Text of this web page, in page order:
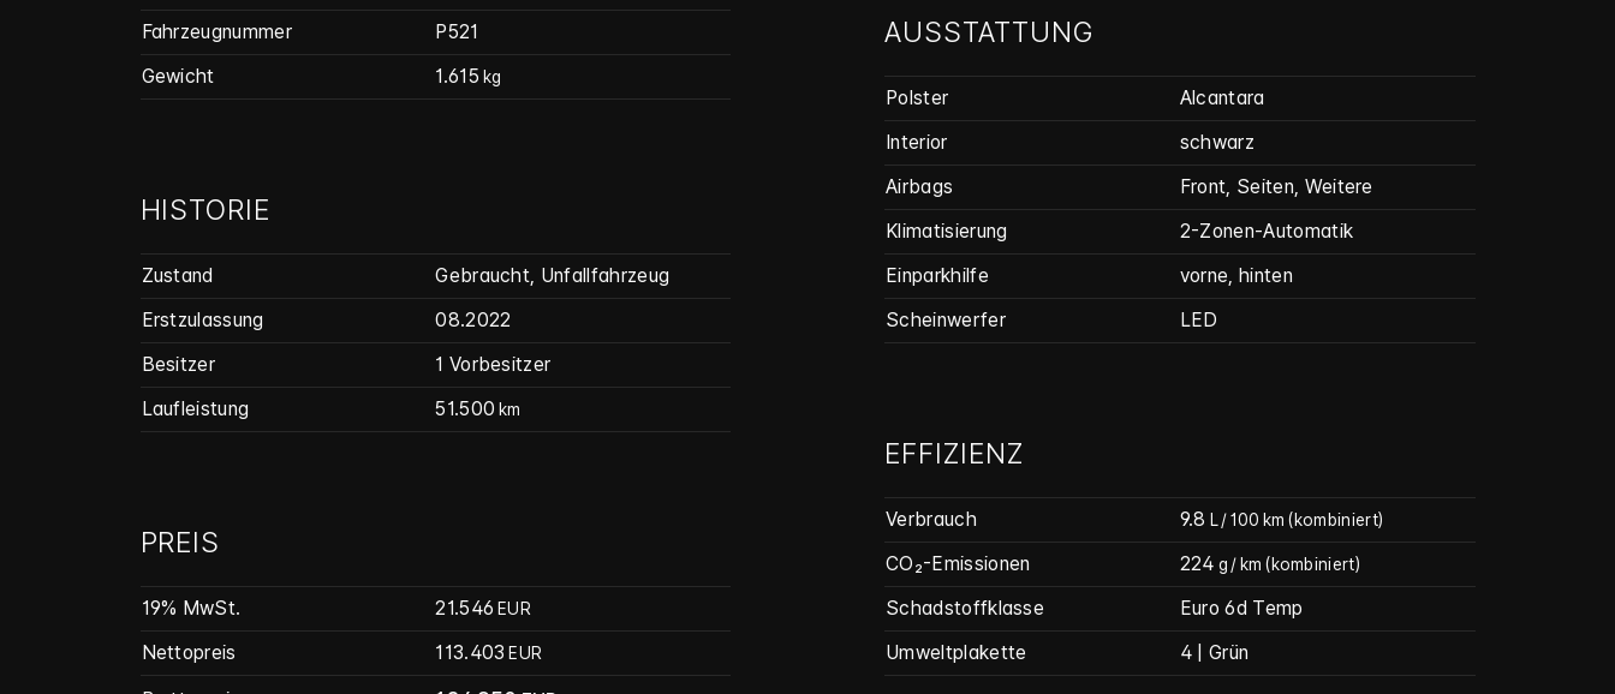
Fahrzeug­nummer
P521
Gewicht
1.615 kg
HISTORIE
Zustand Gebraucht, Unfallfahrzeug
Erstzulassung
08.2022
Besitzer
1 Vorbesitzer
Laufleistung
51.500 km
PREIS
19% MwSt. 21.546 EUR
Nettopreis 113.403 EUR
AUSSTATTUNG
Polster
Alcantara
Interior
schwarz
Airbags
Front, Seiten, Weitere
Klimatisierung
2-Zonen-Automatik
Einparkhilfe
vorne, hinten
Scheinwerfer
LED
EFFIZIENZ
Verbrauch 9.8 L / 100 km (kombiniert)
CO₂-Emissionen 224 g / km (kombiniert)
Schadstoffklasse
Euro 6d Temp
Umweltplakette
4 | Grün